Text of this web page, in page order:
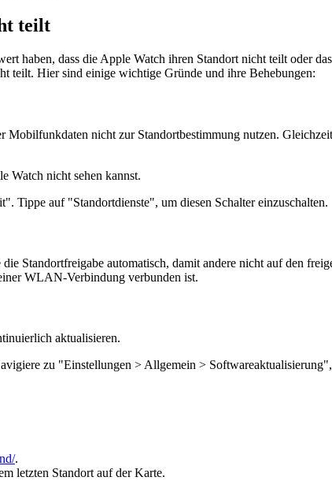
teilt
haben, dass die Apple Watch ihren Standort nicht teilt oder
teilt. Hier sind einige wichtige Gründe und ihre Behebungen:
nicht zur Standortbestimmung nutzen.
Watch nicht sehen kannst.
Tippe auf "Standortdienste", um diesen Schalter einzuschalten.
Standortfreigabe automatisch, damit andere nicht auf den
WLAN-Verbindung verbunden ist.
aktualisieren.
zu "Einstellungen > Allgemein >
.
letzten Standort auf der Karte.